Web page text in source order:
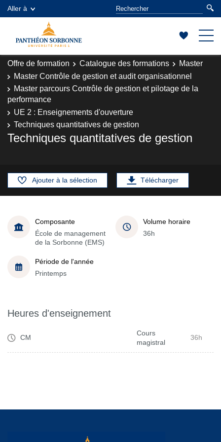
Aller à
Offre de formation Catalogue des formations
Master
Master Contrôle de gestion et audit organisationnel
Master parcours Contrôle de gestion et pilotage de la
performance
UE 2 : Enseignements d'ouverture
Techniques quantitatives de gestion
Techniques quantitatives de gestion
Ajouter à la sélection Télécharger
Composante
École de management
de la Sorbonne (EMS)
Volume horaire
36h
Période de l'année
Printemps
Heures d'enseignement
CM
Cours
magistral
36h